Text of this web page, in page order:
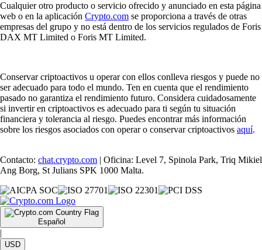
Cualquier otro producto o servicio ofrecido y anunciado en esta página
web o en la aplicación Crypto.com se proporciona a través de otras
empresas del grupo y no está dentro de los servicios regulados de Foris
DAX MT Limited o Foris MT Limited.
Conservar criptoactivos u operar con ellos conlleva riesgos y puede no
ser adecuado para todo el mundo. Ten en cuenta que el rendimiento
pasado no garantiza el rendimiento futuro. Considera cuidadosamente
si invertir en criptoactivos es adecuado para ti según tu situación
financiera y tolerancia al riesgo. Puedes encontrar más información
sobre los riesgos asociados con operar o conservar criptoactivos aquí.
Contacto: chat.crypto.com | Oficina: Level 7, Spinola Park, Triq Mikiel
Ang Borg, St Julians SPK 1000 Malta.
Español
|
USD